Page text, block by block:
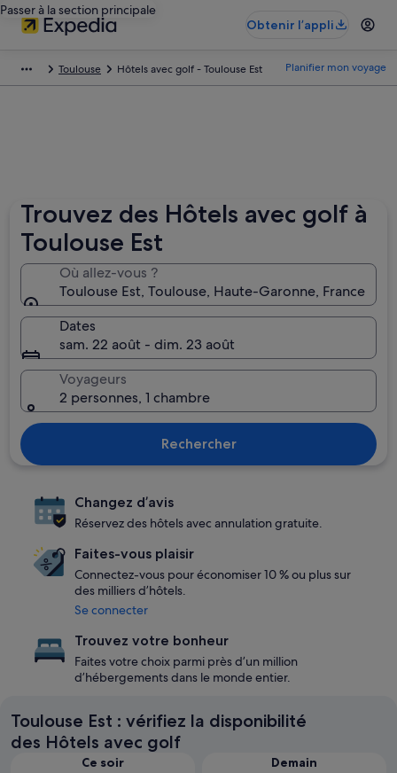
Passer à la section principale
Obtenir l’appli
Toulouse Hôtels avec golf - Toulouse Est Planifier mon voyage
Trouvez des Hôtels avec golf à
Toulouse Est
Où allez-vous ?
Toulouse Est, Toulouse, Haute-Garonne, France
Dates
sam. 22 août - dim. 23 août
Voyageurs
2 personnes, 1 chambre
Rechercher
Changez d’avis
Réservez des hôtels avec annulation gratuite.
Faites-vous plaisir
Connectez-vous pour économiser 10 % ou plus sur
des milliers d’hôtels.
Se connecter
Trouvez votre bonheur
Faites votre choix parmi près d’un million
d’hébergements dans le monde entier.
Toulouse Est : vérifiez la disponibilité
des Hôtels avec golf
Ce soir
Demain